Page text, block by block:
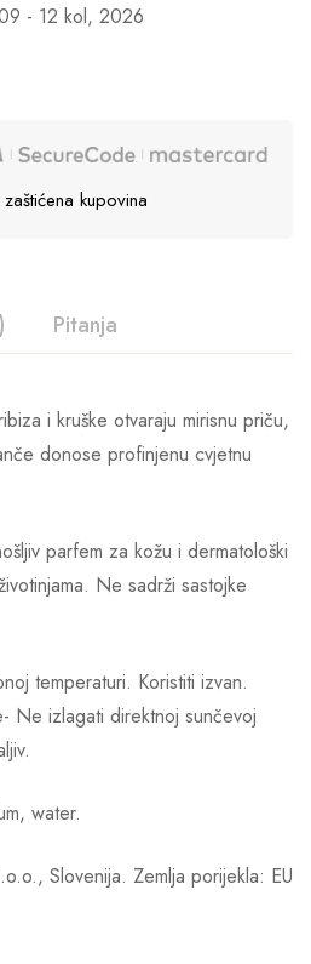
- 12 kol, 2026
kupovina
Pitanja
i kruške otvaraju mirisnu priču,
donose profinjenu cvjetnu
parfem za kožu i dermatološki
Ne sadrži sastojke
temperaturi. Koristiti izvan.
Ne izlagati direktnoj sunčevoj
water.
Slovenija. Zemlja porijekla: EU